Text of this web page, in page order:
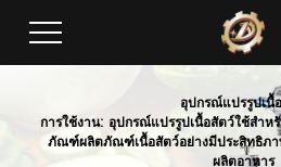
อุปกรณ์แปรรูปเนื้
การใช้งาน: อุปกรณ์แปรรูปเนื้อสัตว์ใช้สำห
ภัณฑ์ผลิตภัณฑ์เนื้อสัตว์อย่างมีประสิทธิภา
ผลิตอาหาร